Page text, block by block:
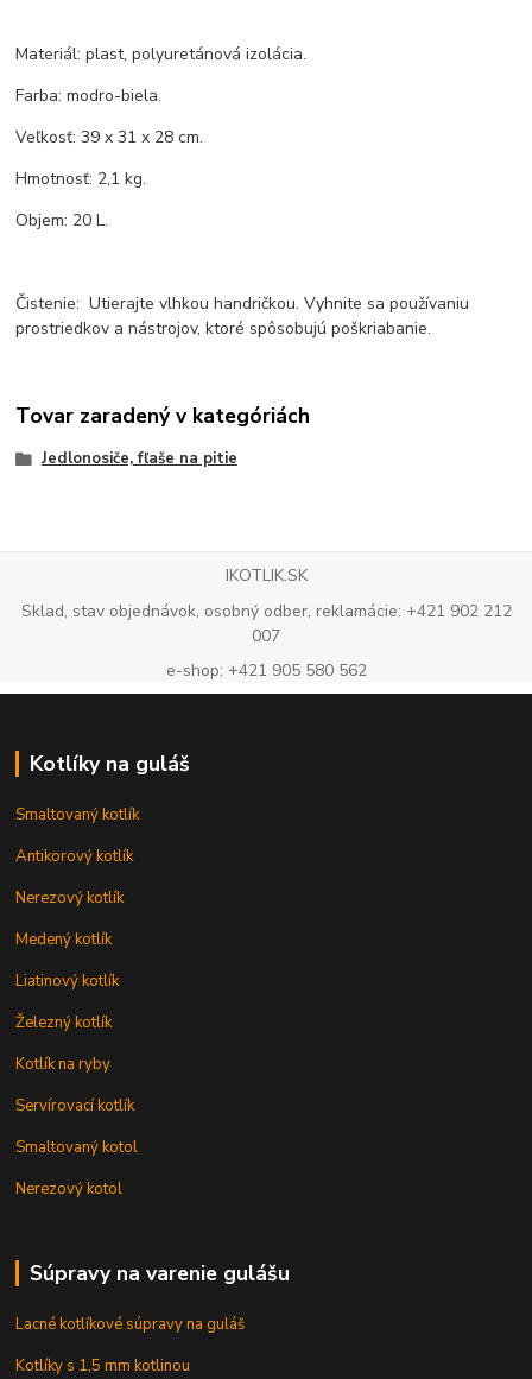
Materiál: plast, polyuretánová izolácia.
Farba: modro-biela.
Veľkosť: 39 x 31 x 28 cm.
Hmotnosť: 2,1 kg.
Objem: 20 L.
Čistenie: Utierajte vlhkou handričkou. Vyhnite sa používaniu
prostriedkov a nástrojov, ktoré spôsobujú poškriabanie.
Tovar zaradený v kategóriách
Jedlonosiče, fľaše na pitie
IKOTLIK.SK
Sklad, stav objednávok, osobný odber, reklamácie: +421 902 212
007
e-shop: +421 905 580 562
Kotlíky na guláš
Smaltovaný kotlík
Antikorový kotlík
Nerezový kotlík
Medený kotlík
Liatinový kotlík
Železný kotlík
Kotlík na ryby
Servírovací kotlík
Smaltovaný kotol
Nerezový kotol
Súpravy na varenie gulášu
Lacné kotlíkové súpravy na guláš
Kotlíky s 1,5 mm kotlinou